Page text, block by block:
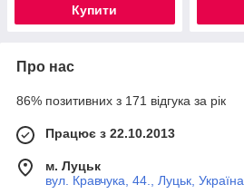
Купити
Про нас
86% позитивних з 171 відгука за рік
Працює з 22.10.2013
м. Луцьк
вул. Кравчука, 44., Луцьк, Україна